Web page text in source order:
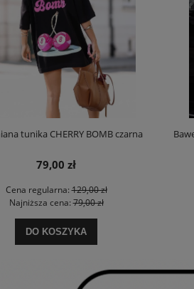
tunika CHERRY BOMB czarna
79,00 zł
Cena regularna:129,00 zł
Najniższa cena:79,00 zł
DO KOSZYKA